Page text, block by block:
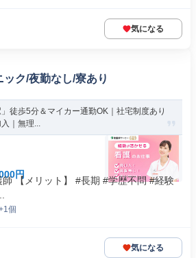
気になる
ク/夜勤なし/寮あり
」徒歩5分＆マイカー通勤OK｜社宅制度あり
入｜無理...
円
【メリット】 #長期 #学歴不問 #経験
個
気になる